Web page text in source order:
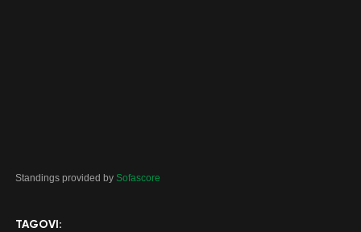
Standings provided by Sofascore
TAGOVI: